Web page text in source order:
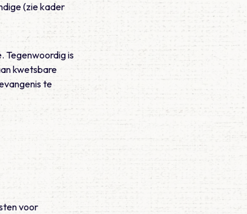
(zie kader
Tegenwoordig is
kwetsbare
te
voor